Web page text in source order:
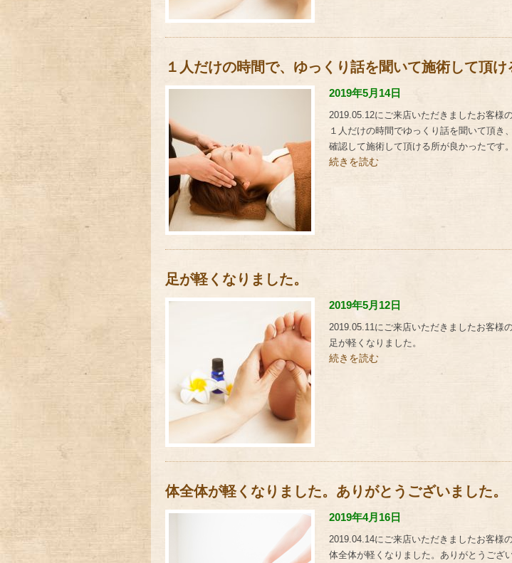
１人だけの時間で、ゆっくり話を聞いて施術して頂け
2019年5月14日
2019.05.12にご来店いただきましたお客様の
１人だけの時間でゆっくり話を聞いて頂き
確認して施術して頂ける所が良かったです。
続きを読む
足が軽くなりました。
2019年5月12日
2019.05.11にご来店いただきましたお客様の
足が軽くなりました。
続きを読む
体全体が軽くなりました。ありがとうございました。
2019年4月16日
2019.04.14にご来店いただきましたお客様の
体全体が軽くなりました。ありがとうござ